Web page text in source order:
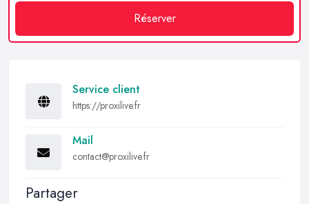
Réserver
Service client
https://proxilive.fr
Mail
contact@proxilive.fr
Partager